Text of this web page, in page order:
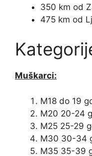
350 km od
475 km od
Muškarci:
M18 do 19
M20 20-24
M25 25-29
M30 30-34
M35 35-39